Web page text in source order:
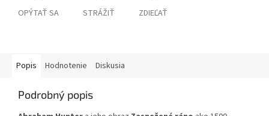
OPÝTAŤ SA STRÁŽIŤ ZDIEĽAŤ
Popis Hodnotenie Diskusia
Podrobný popis